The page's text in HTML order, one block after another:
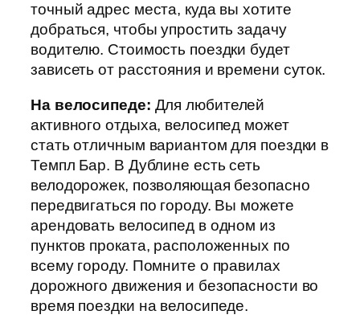
точный адрес места, куда вы хотите
добраться, чтобы упростить задачу
водителю. Стоимость поездки будет
зависеть от расстояния и времени суток.
На велосипеде: Для любителей
активного отдыха, велосипед может
стать отличным вариантом для поездки в
Темпл Бар. В Дублине есть сеть
велодорожек, позволяющая безопасно
передвигаться по городу. Вы можете
арендовать велосипед в одном из
пунктов проката, расположенных по
всему городу. Помните о правилах
дорожного движения и безопасности во
время поездки на велосипеде.